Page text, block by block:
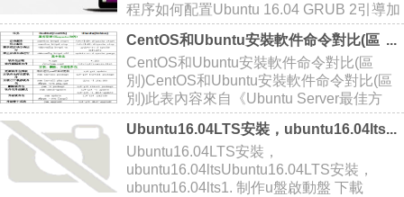
程序如何配置Ubuntu 16.04 GRUB 2引導加
載程序正如你所知，GRUB 2 是大多數
Linux 操作系統的默認引導加載程序。
CentOS和Ubuntu安裝軟件命令對比(區
別)
CentOS和Ubuntu安裝軟件命令對比(區
別)CentOS和Ubuntu安裝軟件命令對比(區
別)此表內容來自《Ubuntu Server最佳方
案》，CentOS和Ubuntu(Debian)是VPS最
常見的系統，這份表很實用，分享下http://
Ubuntu16.04LTS安裝，ubuntu16.04lts
Ubuntu16.04LTS安裝，
ubuntu16.04ltsUbuntu16.04LTS安裝，
ubuntu16.04lts1. 制作u盤啟動盤 下載